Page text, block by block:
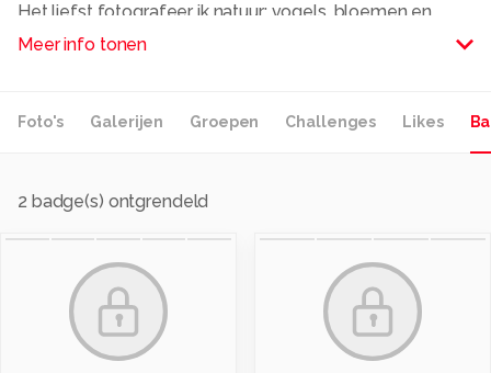
Het liefst fotografeer ik natuur: vogels, bloemen en
landschappen.
Meer info tonen
Foto's Galerijen Groepen Challenges Likes
2 badge(s) ontgrendeld